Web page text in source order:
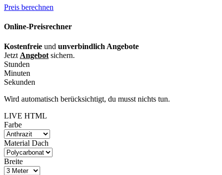
Preis berechnen
Online-Preisrechner
Kostenfreie und unverbindlich Angebote
Jetzt Angebot sichern.
Stunden
Minuten
Sekunden
Wird automatisch berücksichtigt, du musst nichts tun.
LIVE HTML
Farbe
Material Dach
Breite